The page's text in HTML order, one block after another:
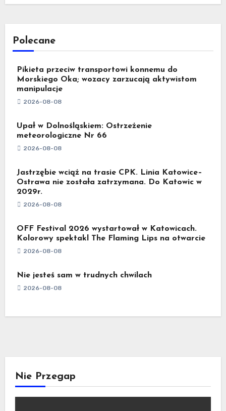
Polecane
Pikieta przeciw transportowi konnemu do
Morskiego Oka; wozacy zarzucają aktywistom
manipulacje
2026-08-08
Upał w Dolnośląskiem: Ostrzeżenie
meteorologiczne Nr 66
2026-08-08
Jastrzębie wciąż na trasie CPK. Linia Katowice–
Ostrawa nie została zatrzymana. Do Katowic w
2029r.
2026-08-08
OFF Festival 2026 wystartował w Katowicach.
Kolorowy spektakl The Flaming Lips na otwarcie
2026-08-08
Nie jesteś sam w trudnych chwilach
2026-08-08
Nie Przegap